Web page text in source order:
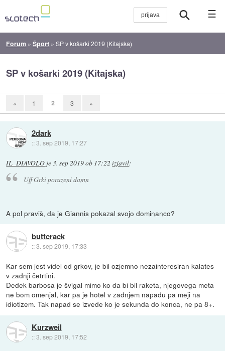
☰
Forum »Šport »SP v košarki 2019 (Kitajska)
SP v košarki 2019 (Kitajska)
« 1 2 3 »
2dark
::3. sep 2019, 17:27
IL_DIAVOLO je3. sep 2019 ob 17:22 izjavil:
Uff Grki porazeni damn
A pol praviš, da je Giannis pokazal svojo dominanco?
buttcrack
::3. sep 2019, 17:33
Kar sem jest videl od grkov, je bil ozjemno nezainteresiran kalates
v zadnji četrtini.
Dedek barbosa je švigal mimo ko da bi bil raketa, njegovega meta
ne bom omenjal, kar pa je hotel v zadnjem napadu pa meji na
idiotizem. Tak napad se izvede ko je sekunda do konca, ne pa 8+.
Kurzweil
::3. sep 2019, 17:52